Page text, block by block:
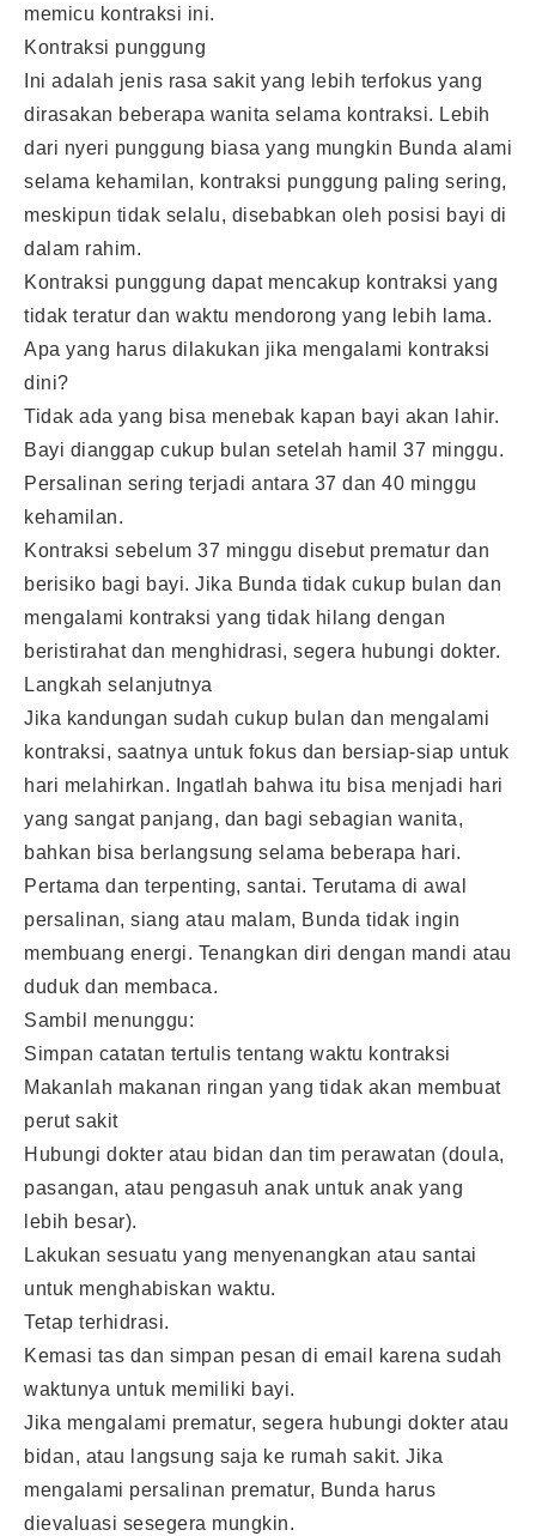
memicu kontraksi ini.
Kontraksi punggung
Ini adalah jenis rasa sakit yang lebih terfokus yang
dirasakan beberapa wanita selama kontraksi. Lebih
dari nyeri punggung biasa yang mungkin Bunda alami
selama kehamilan, kontraksi punggung paling sering,
meskipun tidak selalu, disebabkan oleh posisi bayi di
dalam rahim.
Kontraksi punggung dapat mencakup kontraksi yang
tidak teratur dan waktu mendorong yang lebih lama.
Apa yang harus dilakukan jika mengalami kontraksi
dini?
Tidak ada yang bisa menebak kapan bayi akan lahir.
Bayi dianggap cukup bulan setelah hamil 37 minggu.
Persalinan sering terjadi antara 37 dan 40 minggu
kehamilan.
Kontraksi sebelum 37 minggu disebut prematur dan
berisiko bagi bayi. Jika Bunda tidak cukup bulan dan
mengalami kontraksi yang tidak hilang dengan
beristirahat dan menghidrasi, segera hubungi dokter.
Langkah selanjutnya
Jika kandungan sudah cukup bulan dan mengalami
kontraksi, saatnya untuk fokus dan bersiap-siap untuk
hari melahirkan. Ingatlah bahwa itu bisa menjadi hari
yang sangat panjang, dan bagi sebagian wanita,
bahkan bisa berlangsung selama beberapa hari.
Pertama dan terpenting, santai. Terutama di awal
persalinan, siang atau malam, Bunda tidak ingin
membuang energi. Tenangkan diri dengan mandi atau
duduk dan membaca.
Sambil menunggu:
Simpan catatan tertulis tentang waktu kontraksi
Makanlah makanan ringan yang tidak akan membuat
perut sakit
Hubungi dokter atau bidan dan tim perawatan (doula,
pasangan, atau pengasuh anak untuk anak yang
lebih besar).
Lakukan sesuatu yang menyenangkan atau santai
untuk menghabiskan waktu.
Tetap terhidrasi.
Kemasi tas dan simpan pesan di email karena sudah
waktunya untuk memiliki bayi.
Jika mengalami prematur, segera hubungi dokter atau
bidan, atau langsung saja ke rumah sakit. Jika
mengalami persalinan prematur, Bunda harus
dievaluasi sesegera mungkin.